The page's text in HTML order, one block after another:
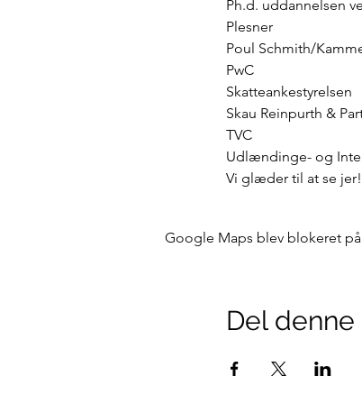
Ph.d. uddannelsen
Plesner
Poul Schmith/
PwC
Skatteankestyrelsen
Skau Reinpurth &
TVC
Udlændinge- og
Vi glæder til at se jer!
Google Maps blev blokeret
Del